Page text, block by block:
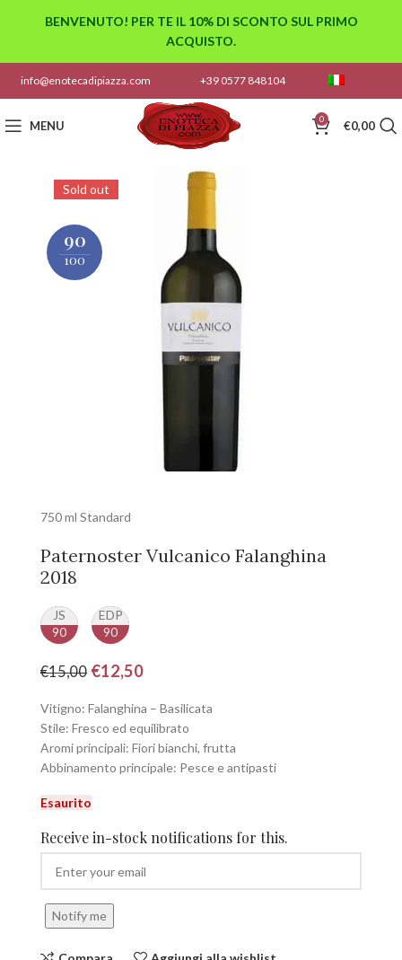
info@enotecadipiazza.com +39 0577 848104
MENU 0 €0,00
90
100
Sold out
750 ml Standard
Paternoster Vulcanico Falanghina
2018
JS
90
EDP
90
€15,00 €12,50
Vitigno: Falanghina – Basilicata
Stile: Fresco ed equilibrato
Aromi principali: Fiori bianchi, frutta
Abbinamento principale: Pesce e antipasti
Esaurito
Receive in-stock notifications for this.
Notify me
BENVENUTO! PER TE IL 10% DI SCONTO SUL PRIMO
ACQUISTO.